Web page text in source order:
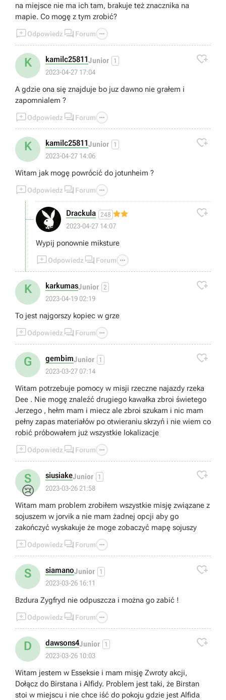
na miejsce nie ma ich tam, brakuje też znacznika na
mapie. Co mogę z tym zrobić?
Odpowiedz  Forum 
K kamilc25811Junior 1
2023-04-27 17:04

A gdzie ona się znajduje bo juz dawno nie grałem i
zapomnialem ?
Odpowiedz  Forum 
K kamilc25811Junior 1
2023-04-27 14:06

Witam jak mogę powrócić do jotunheim ?
Odpowiedz  Forum 
Drackula 248
2023-04-27 14:07

Wypij ponownie miksture
Odpowiedz  Forum 
K karkumasJunior 2
2023-04-19 02:19

To jest najgorszy kopiec w grze
Odpowiedz  Forum 
G gembimJunior 1
2023-03-27 07:14

Witam potrzebuje pomocy w misji rzeczne najazdy rzeka
Dee . Nie mogę znaleźć drugiego kawałka zbroi świetego
Jerzego , hełm mam i miecz ale zbroi szukam i nic mam
pełny zapas materiałów po otwieraniu skrzyń i nie wiem co
robić próbowałem już wszystkie lokalizacje
Odpowiedz  Forum 
S
😢
siusiakeJunior 1
2023-03-26 21:58

Witam mam problem zrobiłem wszystkie misję związane z
sojuszem w jorvik a nie mam żadnej opcji aby go
zakończyć wyskakuje że moge zobaczyć mapę sojuszy
Odpowiedz  Forum 
S siamanoJunior 1
2023-03-26 16:11

Bzdura Zygfryd nie odpuszcza i można go zabić !
Odpowiedz  Forum 
D dawsons4Junior 1
2023-03-26 10:03

Witam jestem w Esseksie i mam misję Zwroty akcji,
Dołącz do Birstana i Alfidy. Problem jest taki, że Birstan
stoi w miejscu i nie chce iść do pokoju gdzie jest Alfida